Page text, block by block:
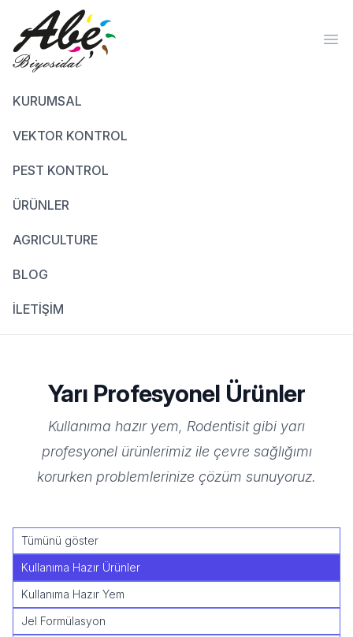
KURUMSAL
VEKTOR KONTROL
PEST KONTROL
ÜRÜNLER
AGRICULTURE
BLOG
İLETİŞİM
Yarı Profesyonel Ürünler
Kullanıma hazır yem, Rodentisit gibi yarı
profesyonel ürünlerimiz ile çevre sağlığımı
korurken problemlerinize çözüm sunuyoruz.
Tümünü göster
Kullanıma Hazır Ürünler
Kullanıma Hazır Yem
Jel Formülasyon